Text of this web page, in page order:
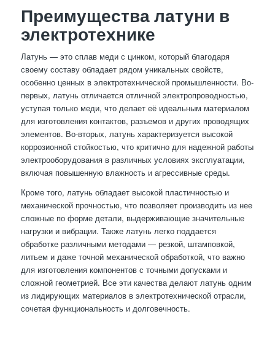
Преимущества латуни в
электротехнике
Латунь — это сплав меди с цинком, который благодаря
своему составу обладает рядом уникальных свойств,
особенно ценных в электротехнической промышленности. Во-
первых, латунь отличается отличной электропроводностью,
уступая только меди, что делает её идеальным материалом
для изготовления контактов, разъемов и других проводящих
элементов. Во-вторых, латунь характеризуется высокой
коррозионной стойкостью, что критично для надежной работы
электрооборудования в различных условиях эксплуатации,
включая повышенную влажность и агрессивные среды.
Кроме того, латунь обладает высокой пластичностью и
механической прочностью, что позволяет производить из нее
сложные по форме детали, выдерживающие значительные
нагрузки и вибрации. Также латунь легко поддается
обработке различными методами — резкой, штамповкой,
литьем и даже точной механической обработкой, что важно
для изготовления компонентов с точными допусками и
сложной геометрией. Все эти качества делают латунь одним
из лидирующих материалов в электротехнической отрасли,
сочетая функциональность и долговечность.